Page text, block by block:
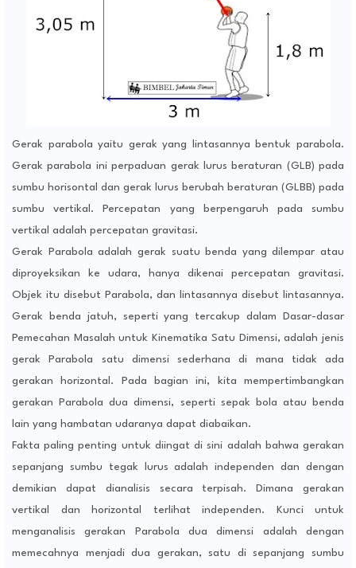
Gerak parabola yaitu gerak yang lintasannya bentuk parabola.
Gerak parabola ini perpaduan gerak lurus beraturan (GLB) pada
sumbu horisontal dan gerak lurus berubah beraturan (GLBB) pada
sumbu vertikal. Percepatan yang berpengaruh pada sumbu
vertikal adalah percepatan gravitasi.
Gerak Parabola adalah gerak suatu benda yang dilempar atau
diproyeksikan ke udara, hanya dikenai percepatan gravitasi.
Objek itu disebut Parabola, dan lintasannya disebut lintasannya.
Gerak benda jatuh, seperti yang tercakup dalam Dasar-dasar
Pemecahan Masalah untuk Kinematika Satu Dimensi, adalah jenis
gerak Parabola satu dimensi sederhana di mana tidak ada
gerakan horizontal. Pada bagian ini, kita mempertimbangkan
gerakan Parabola dua dimensi, seperti sepak bola atau benda
lain yang hambatan udaranya dapat diabaikan.
Fakta paling penting untuk diingat di sini adalah bahwa gerakan
sepanjang sumbu tegak lurus adalah independen dan dengan
demikian dapat dianalisis secara terpisah. Dimana gerakan
vertikal dan horizontal terlihat independen. Kunci untuk
menganalisis gerakan Parabola dua dimensi adalah dengan
memecahnya menjadi dua gerakan, satu di sepanjang sumbu